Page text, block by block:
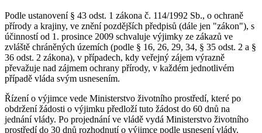
Podle ustanovení § 43 odst. 1 zákona č. 114/1992 Sb., o ochraně
přírody a krajiny, ve znění pozdějších předpisů (dále jen "zákon"), s
účinností od 1. prosince 2009 schvaluje výjimky ze zákazů ve
zvláště chráněných územích (podle § 16, 26, 29, 34, § 35 odst. 2 a §
36 odst. 2 zákona), v případech, kdy veřejný zájem výrazně
převažuje nad zájmem ochrany přírody, v každém jednotlivém
případě vláda svým usnesením.
Řízení o výjimce vede Ministerstvo životního prostředí, které po
obdržení žádosti o výjimku předloží tuto žádost do 60 dnů na
jednání vlády. Po projednání ve vládě vydá Ministerstvo životního
prostředí do 30 dnů rozhodnutí o výjimce podle usnesení vlády.